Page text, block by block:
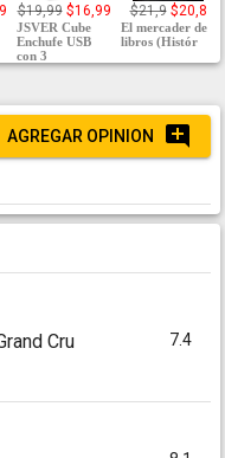
$19,99 $16,99
JSVER Cube
Enchufe USB
con 3
$21,9 $20,8
El mercader de
libros (Histór
AGREGAR OPINION
Cru 7.4